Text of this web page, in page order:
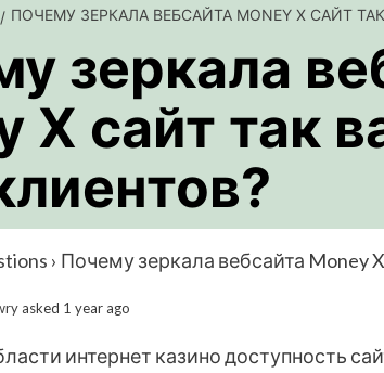
ПОЧЕМУ ЗЕРКАЛА ВЕБСАЙТА MONEY X САЙТ
зеркала
X сайт так
› Почему зеркала вебсайта Money
asked 1 year ago
интернет казино доступность